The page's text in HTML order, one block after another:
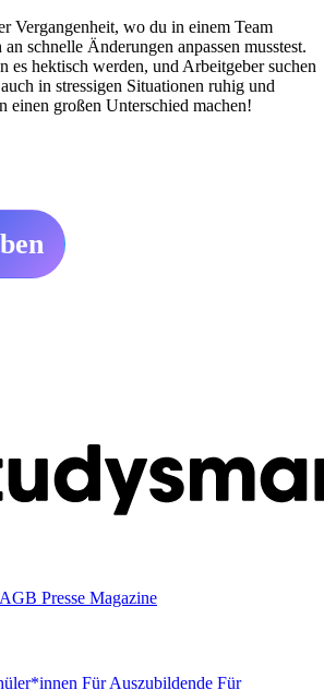
Vergangenheit, wo du in einem Team
schnelle Änderungen anpassen musstest.
es hektisch werden, und Arbeitgeber suchen
in stressigen Situationen ruhig und
einen großen Unterschied machen!
AGB Presse Magazine
Für Auszubildende Für